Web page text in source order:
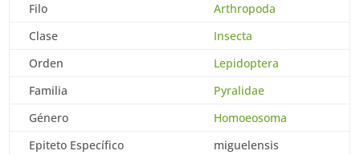
Filo
Arthropoda
Clase
Insecta
Orden
Lepidoptera
Familia
Pyralidae
Género
Homoeosoma
Epiteto Específico
miguelensis